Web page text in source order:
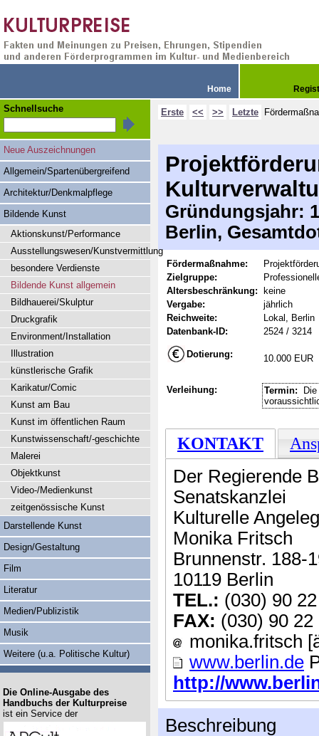
Home
Erste << >> Letzte
Gründungsjahr:
Berlin,
Fördermaßnahme:
Zielgruppe:
Altersbeschränkung:
keine
Vergabe:
jährlich
Reichweite:
Lokal, Berlin
Datenbank-ID:
2524 / 3214
Dotierung: 10.000 EUR
Verleihung: Termin:
KONTAKT
Der Regierende
Senatskanzlei
Kulturelle
Monika Fritsch
Brunnenstr. 188-
10119 Berlin
TEL.: (030) 90
FAX: (030) 90 22
monika.fritsch
www.berlin.de
http://
Beschreibung
Schnellsuche
Neue Auszeichnungen
Allgemein/Spartenübergreifend
Architektur/Denkmalpflege
Bildende Kunst
Aktionskunst/Performance
Ausstellungswesen/Kunstvermittlung
besondere Verdienste
Bildende Kunst allgemein
Bildhauerei/Skulptur
Druckgrafik
Environment/Installation
Illustration
künstlerische Grafik
Karikatur/Comic
Kunst am Bau
Kunst im öffentlichen Raum
Kunstwissenschaft/-geschichte
Malerei
Objektkunst
Video-/Medienkunst
zeitgenössische Kunst
Darstellende Kunst
Design/Gestaltung
Film
Literatur
Medien/Publizistik
Musik
Weitere (u.a. Politische Kultur)
Die Online-Ausgabe des
Handbuchs der Kulturpreise
ist ein Service der